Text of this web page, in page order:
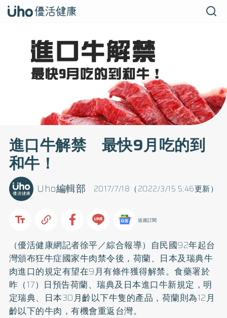
進口牛解禁 最快9月吃的到
和牛！
2017/7/18（2022/3/15 5:46更新）
Uho編輯部
追蹤訂閱
（優活健康網記者徐平／綜合報導）自民國92年起台
灣頒布狂牛症國家牛肉禁令後，荷蘭、日本及瑞典牛
肉進口的規定有望在9月有條件獲得解禁。食藥署於
昨（17）日預告荷蘭、瑞典及日本進口牛新規定，明
定瑞典、日本30月齡以下牛隻的產品，荷蘭則為12月
齡以下的牛肉，有機會重返台灣。